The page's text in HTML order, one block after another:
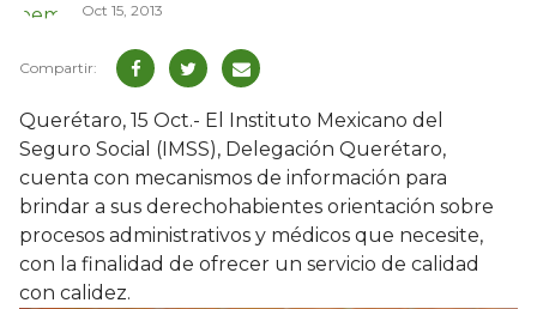
Oct 15, 2013
Querétaro, 15 Oct.- El Instituto Mexicano del
Seguro Social (IMSS), Delegación Querétaro,
cuenta con mecanismos de información para
brindar a sus derechohabientes orientación sobre
procesos administrativos y médicos que necesite,
con la finalidad de ofrecer un servicio de calidad
con calidez.